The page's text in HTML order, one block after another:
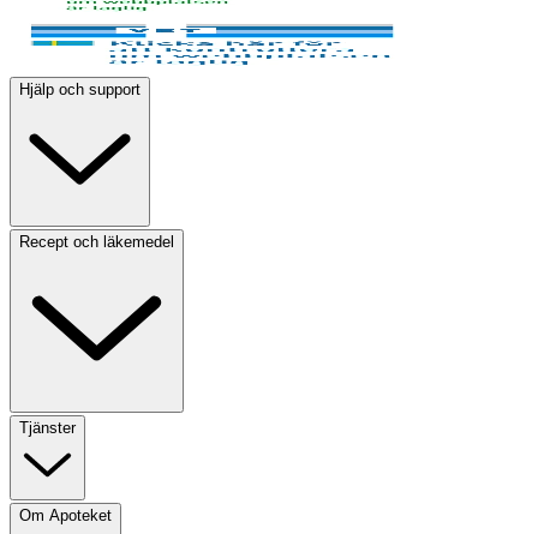
Hjälp och support
Recept och läkemedel
Tjänster
Om Apoteket